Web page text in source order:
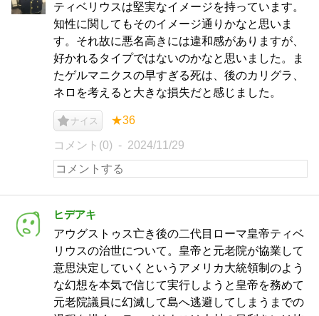
ティベリウスは堅実なイメージを持っています。
知性に関してもそのイメージ通りかなと思いま
す。それ故に悪名高きには違和感がありますが、
好かれるタイプではないのかなと思いました。ま
たゲルマニクスの早すぎる死は、後のカリグラ、
ネロを考えると大きな損失だと感じました。
ナイス ★36
コメント(0) 2024/11/29
ヒデアキ
アウグストゥス亡き後の二代目ローマ皇帝ティベ
リウスの治世について。皇帝と元老院が協業して
意思決定していくというアメリカ大統領制のよう
な幻想を本気で信じて実行しようと皇帝を務めて
元老院議員に幻滅して島へ逃避してしまうまでの